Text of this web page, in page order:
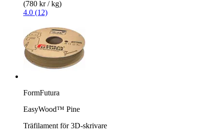
(780 kr / kg)
4.0 (12)
FormFutura
EasyWood™ Pine
Träfilament för 3D-skrivare